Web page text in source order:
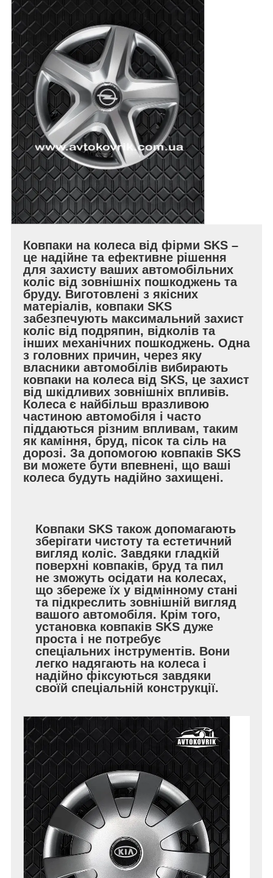
Ковпаки на колеса від фірми SKS –
це надійне та ефективне рішення
для захисту ваших автомобільних
коліс від зовнішніх пошкоджень та
бруду. Виготовлені з якісних
матеріалів, ковпаки SKS
забезпечують максимальний захист
коліс від подряпин, відколів та
інших механічних пошкоджень. Одна
з головних причин, через яку
власники автомобілів вибирають
ковпаки на колеса від SKS, це захист
від шкідливих зовнішніх впливів.
Колеса є найбільш вразливою
частиною автомобіля і часто
піддаються різним впливам, таким
як каміння, бруд, пісок та сіль на
дорозі. За допомогою ковпаків SKS
ви можете бути впевнені, що ваші
колеса будуть надійно захищені.
Ковпаки SKS також допомагають
зберігати чистоту та естетичний
вигляд коліс. Завдяки гладкій
поверхні ковпаків, бруд та пил
не зможуть осідати на колесах,
що збереже їх у відмінному стані
та підкреслить зовнішній вигляд
вашого автомобіля. Крім того,
установка ковпаків SKS дуже
проста і не потребує
спеціальних інструментів. Вони
легко надягають на колеса і
надійно фіксуються завдяки
своїй спеціальній конструкції.